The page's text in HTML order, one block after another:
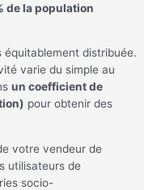
de la population
distribuée.
varie du simple au
un coefficient de
pour obtenir des
votre vendeur de
utilisateurs de
socio-